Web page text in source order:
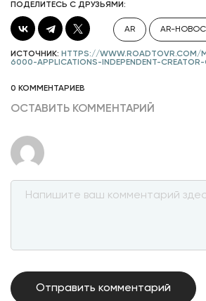
ПОДЕЛИТЕСЬ С ДРУЗЬЯМИ:
AR AR-
ИСТОЧНИК: HTTPS://WWW.ROADTOVR.COM/
6000-APPLICATIONS-INDEPENDENT-
0 КОММЕНТАРИЕВ
ОСТАВИТЬ КОММЕНТАРИЙ